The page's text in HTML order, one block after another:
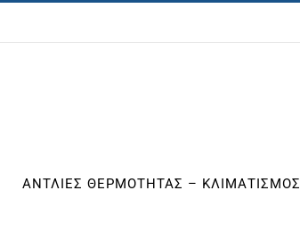
ΑΝΤΛΙΕΣ ΘΕΡΜΟΤΗΤΑΣ – ΚΛΙΜΑΤΙΣΜΟΣ